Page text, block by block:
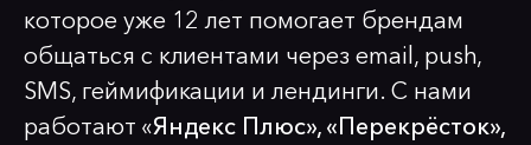
которое уже 12 лет помогает брендам
общаться с клиентами через email, push,
SMS, геймификации и лендинги. С нами
работают «Яндекс Плюс», «Перекрёсток»,